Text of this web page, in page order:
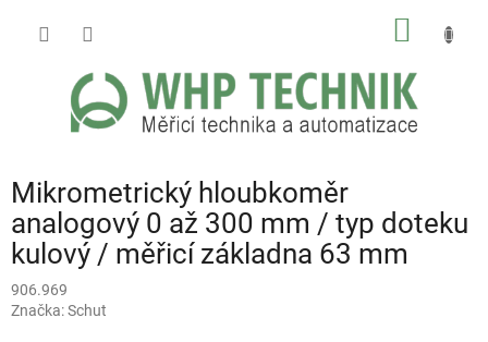
Mikrometrický hloubkoměr
analogový 0 až 300 mm / typ doteku
kulový / měřicí základna 63 mm
906.969
Značka:Schut